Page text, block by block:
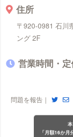
住所
〒920-0981 石川
ング 2F
営業時間・定
問題を報告｜
「月額16か